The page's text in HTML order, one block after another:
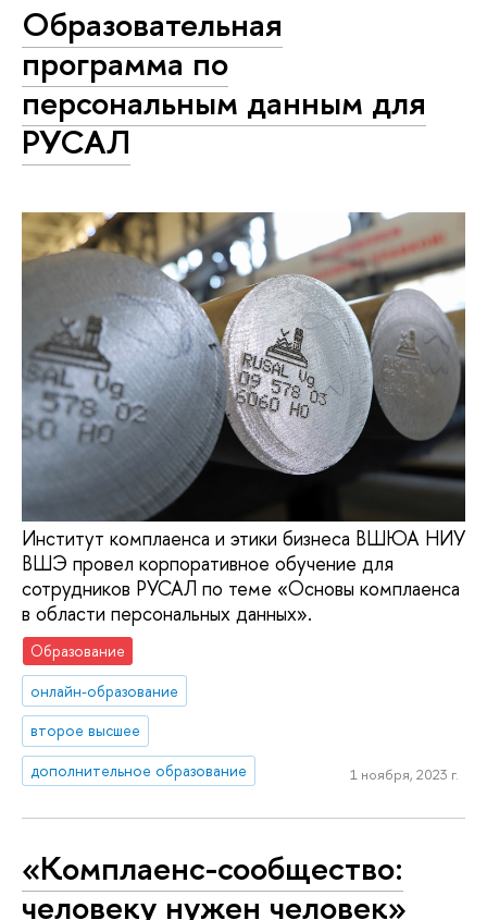
Образовательная
программа по
персональным данным для
РУСАЛ
Институт комплаенса и этики бизнеса ВШЮА НИУ
ВШЭ провел корпоративное обучение для
сотрудников РУСАЛ по теме «Основы комплаенса
в области персональных данных».
Образование
онлайн-образование
второе высшее
дополнительное образование
1 ноября, 2023 г.
«Комплаенс-сообщество:
человеку нужен человек»